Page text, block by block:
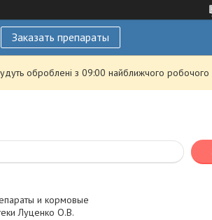
Заказать препараты
оброблені з 09:00 найближчого робочого
и кормовые
Луценко О.В.